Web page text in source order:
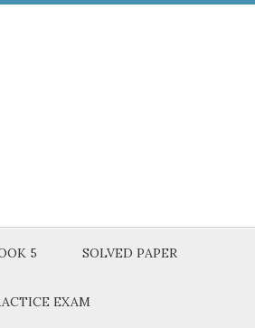
5 SOLVED PAPER
EXAM